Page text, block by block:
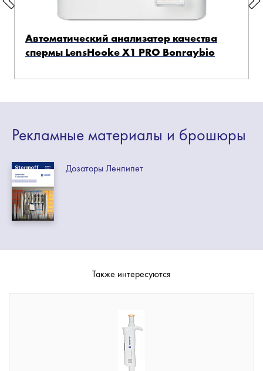
Автоматический анализатор качества
спермы LensHooke X1 PRO Bonraybio
Рекламные материалы и брошюры
Дозаторы Ленпипет
Также интересуются